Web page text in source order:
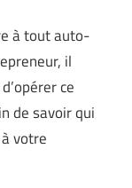
à tout auto-
il
ce
de savoir qui
votre